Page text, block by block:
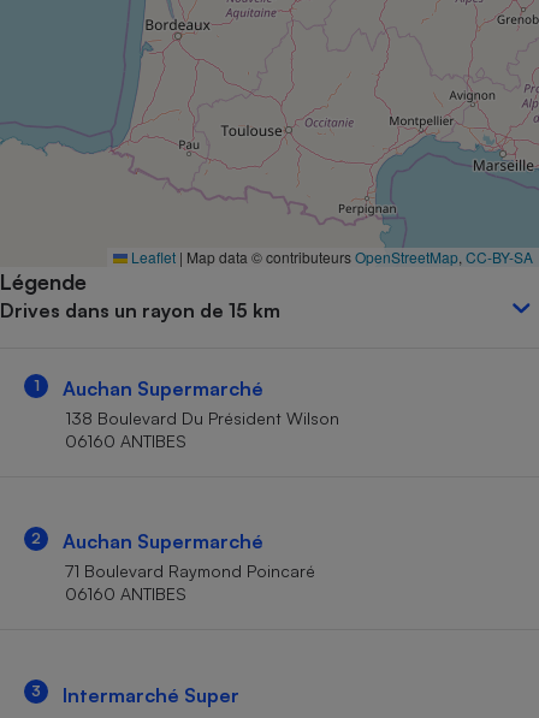
Leaflet | Map data © contributeursOpenStreetMap CC-BY-SA
Légende
Drives dans un rayon de 15 km
1 Auchan Supermarché
138 Boulevard Du Président Wilson
06160 ANTIBES
2 Auchan Supermarché
71 Boulevard Raymond Poincaré
06160 ANTIBES
3 Intermarché Super
Complément
alimentaire
bouteille
Assurance emprunteur
Petit électroménager -
Matelas
Mutuelle